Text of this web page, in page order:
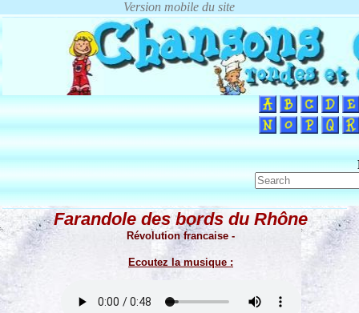
Farandole des bords du Rhône
Révolution francaise -
Ecoutez la musique :